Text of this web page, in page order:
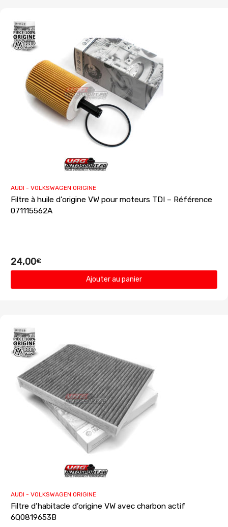
AUDI - VOLKSWAGEN ORIGINE
Filtre à huile d’origine VW pour moteurs TDI – Référence
071115562A
24,00€
Ajouter au panier
AUDI - VOLKSWAGEN ORIGINE
Filtre d’habitacle d’origine VW avec charbon actif
6Q0819653B